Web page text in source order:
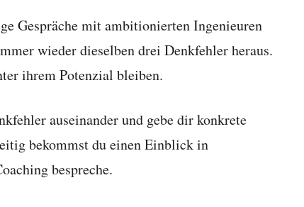
Gespräche mit ambitionierten Ingenieuren
wieder dieselben drei Denkfehler heraus.
ihrem Potenzial bleiben.
auseinander und gebe dir konkrete
bekommst du einen Einblick in
bespreche.